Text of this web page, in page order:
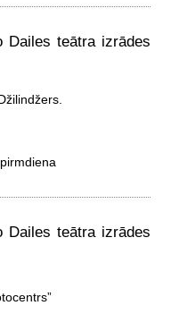
Dailes teātra izrādes
Dailes teātra izrādes